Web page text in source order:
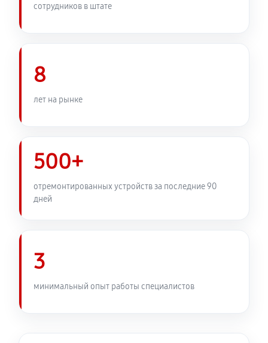
сотрудников в штате
8
лет на рынке
500+
отремонтированных устройств за последние 90
дней
3
минимальный опыт работы специалистов